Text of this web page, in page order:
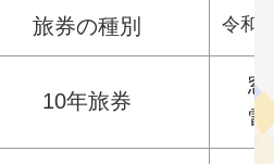
令和8
旅券の種別
10年旅券
窓